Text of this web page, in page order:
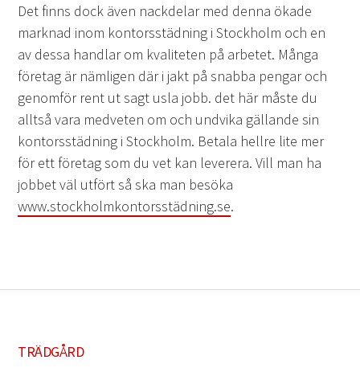
Det finns dock även nackdelar med denna ökade
marknad inom kontorsstädning i Stockholm och en
av dessa handlar om kvaliteten på arbetet. Många
företag är nämligen där i jakt på snabba pengar och
genomför rent ut sagt usla jobb. det här måste du
alltså vara medveten om och undvika gällande sin
kontorsstädning i Stockholm. Betala hellre lite mer
för ett företag som du vet kan leverera. Vill man ha
jobbet väl utfört så ska man besöka
www.stockholmkontorsstädning.se.
TRÄDGÅRD